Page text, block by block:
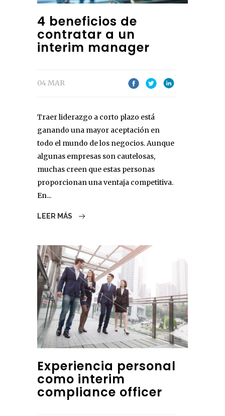
4 beneficios de
contratar a un
interim manager
04 MAR
Traer liderazgo a corto plazo está
ganando una mayor aceptación en
todo el mundo de los negocios. Aunque
algunas empresas son cautelosas,
muchas creen que estas personas
proporcionan una ventaja competitiva.
En...
LEER MÁS
Experiencia personal
como interim
compliance officer